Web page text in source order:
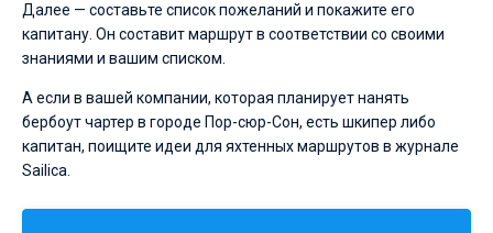
Далее — составьте список пожеланий и покажите его
капитану. Он составит маршрут в соответствии со своими
знаниями и вашим списком.
А если в вашей компании, которая планирует нанять
бербоут чартер в городе Пор-сюр-Сон, есть шкипер либо
капитан, поищите идеи для яхтенных маршрутов в журнале
Sailica.